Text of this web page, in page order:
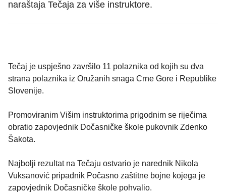
naraštaja Tečaja za više instruktore.
Tečaj je uspješno završilo 11 polaznika od kojih su dva
strana polaznika iz Oružanih snaga Crne Gore i Republike
Slovenije.
Promoviranim Višim instruktorima prigodnim se riječima
obratio zapovjednik Dočasničke škole pukovnik Zdenko
Šakota.
Najbolji rezultat na Tečaju ostvario je narednik Nikola
Vuksanović pripadnik Počasno zaštitne bojne kojega je
zapovjednik Dočasničke škole pohvalio.